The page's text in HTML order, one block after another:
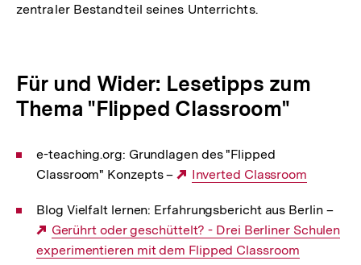
Link:
zentraler Bestandteil seines Unterrichts.
Für und Wider: Lesetipps zum
Thema "Flipped Classroom"
e-teaching.org: Grundlagen des "Flipped
Classroom" Konzepts –
Externer
Inverted Classroom
Blog Vielfalt lernen: Erfahrungsbericht aus Berlin –
Externer
Link:
Gerührt oder geschüttelt? - Drei Berliner Schulen
experimentieren mit dem Flipped Classroom